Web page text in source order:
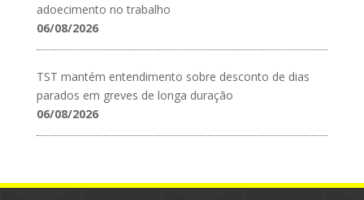
adoecimento no trabalho
06/08/2026
TST mantém entendimento sobre desconto de dias
parados em greves de longa duração
06/08/2026